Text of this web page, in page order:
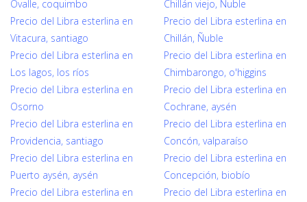
Ovalle, coquimbo
Precio del Libra esterlina en
Vitacura, santiago
Precio del Libra esterlina en
Los lagos, los ríos
Precio del Libra esterlina en
Osorno
Precio del Libra esterlina en
Providencia, santiago
Precio del Libra esterlina en
Puerto aysén, aysén
Precio del Libra esterlina en
Chillán viejo, Ñuble
Precio del Libra esterlina en
Chillán, Ñuble
Precio del Libra esterlina en
Chimbarongo, o'higgins
Precio del Libra esterlina en
Cochrane, aysén
Precio del Libra esterlina en
Concón, valparaíso
Precio del Libra esterlina en
Concepción, biobío
Precio del Libra esterlina en